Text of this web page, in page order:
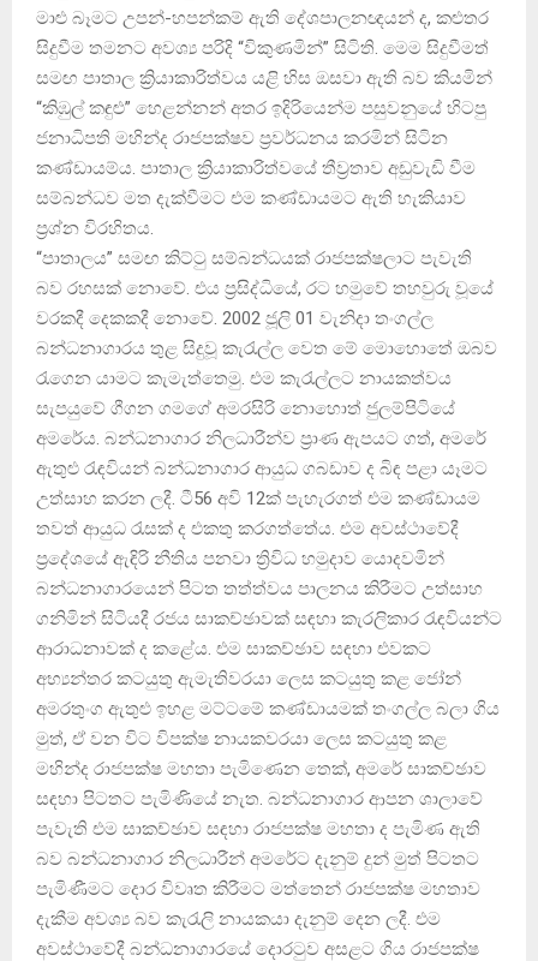
මාළු බෑමට උපන්-හපන්කම් ඇති දේශපාලනඥයන් ද, කළුතර
සිදුවීම තමනට අවශ්‍ය පරිදි “විකුණමින්” සිටිති. මෙම සිදුවීමත්
සමඟ පාතාල ක්‍රියාකාරිත්වය යළි හිස ඔසවා ඇති බව කියමින්
“කිඹුල් කඳුළු” හෙළන්නන් අතර ඉදිරියෙන්ම පසුවනුයේ හිටපු
ජනාධිපති මහින්ද රාජපක්ෂව ප්‍රවර්ධනය කරමින් සිටින
කණ්ඩායම්ය. පාතාල ක්‍රියාකාරිත්වයේ තීව්‍රතාව අඩුවැඩි වීම
සම්බන්ධව මත දැක්වීමට එම කණ්ඩායමට ඇති හැකියාව
ප්‍රශ්න විරහිතය.
“පාතාලය” සමඟ කිට්ටු සම්බන්ධයක් රාජපක්ෂලාට පැවැති
බව රහසක් නොවේ. එය ප්‍රසිද්ධියේ, රට හමුවේ තහවුරු වූයේ
වරකදී දෙකකදී නොවේ. 2002 ජූලි 01 වැනිදා තංගල්ල
බන්ධනාගාරය තුළ සිදුවූ කැරැල්ල වෙත මේ මොහොතේ ඔබව
රැගෙන යාමට කැමැත්තෙමු. එම කැරැල්ලට නායකත්වය
සැපයුවේ ගීගන ගමගේ අමරසිරි නොහොත් ජුලම්පිටියේ
අමරේය. බන්ධනාගාර නිලධාරීන්ව ප්‍රාණ ඇපයට ගත්, අමරේ
ඇතුළු රැඳවියන් බන්ධනාගාර ආයුධ ගබඩාව ද බිඳ පළා යෑමට
උත්සාහ කරන ලදී. ටී56 අවි 12ක් පැහැරගත් එම කණ්ඩායම
තවත් ආයුධ රැසක් ද එකතු කරගත්තේය. එම අවස්ථාවේදී
ප්‍රදේශයේ ඇඳිරි නීතිය පනවා ත්‍රිවිධ හමුදාව යොදවමින්
බන්ධනාගාරයෙන් පිටත තත්ත්වය පාලනය කිරීමට උත්සාහ
ගනිමින් සිටියදී රජය සාකච්ඡාවක් සඳහා කැරලිකාර රැඳවියන්ට
ආරාධනාවක් ද කළේය. එම සාකච්ඡාව සඳහා එවකට
අභ්‍යන්තර කටයුතු ඇමැතිවරයා ලෙස කටයුතු කළ ජෝන්
අමරතුංග ඇතුළු ඉහළ මට්ටමේ කණ්ඩායමක් තංගල්ල බලා ගිය
මුත්, ඒ වන විට විපක්ෂ නායකවරයා ලෙස කටයුතු කළ
මහින්ද රාජපක්ෂ මහතා පැමිණෙන තෙක්, අමරේ සාකච්ඡාව
සඳහා පිටතට පැමිණියේ නැත. බන්ධනාගාර ආපන ශාලාවේ
පැවැති එම සාකච්ඡාව සඳහා රාජපක්ෂ මහතා ද පැමිණ ඇති
බව බන්ධනාගාර නිලධාරීන් අමරේට දැනුම් දුන් මුත් පිටතට
පැමිණීමට දොර විවෘත කිරීමට මත්තෙන් රාජපක්ෂ මහතාව
දැකීම අවශ්‍ය බව කැරැලි නායකයා දැනුම් දෙන ලදී. එම
අවස්ථාවේදී බන්ධනාගාරයේ දොරටුව අසළට ගිය රාජපක්ෂ